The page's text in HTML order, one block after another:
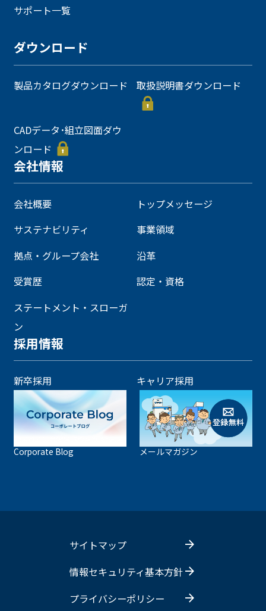
サポート一覧
ダウンロード
製品カタログダウンロード 取扱説明書ダウンロード
CADデータ･組立図面ダウ
ンロード
会社情報
会社概要
トップメッセージ
サステナビリティ
事業領域
拠点・グループ会社
沿革
受賞歴
認定・資格
ステートメント・スローガ
ン
採用情報
新卒採用 キャリア採用
Corporate Blog メールマガジン
サイトマップ
情報セキュリティ基本方針
プライバシーポリシー